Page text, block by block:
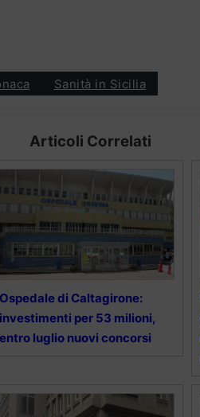
Sanità in Sicilia
Articoli Correlati
Ospedale di Caltagirone:
investimenti per 53 milioni,
entro luglio nuovi concorsi